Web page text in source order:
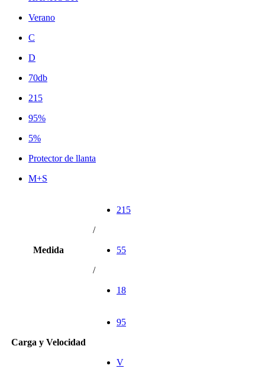
Verano
C
D
70db
215
95%
5%
Protector de llanta
M+S
Medida
215
/
55
/
18
Carga y Velocidad
95
V